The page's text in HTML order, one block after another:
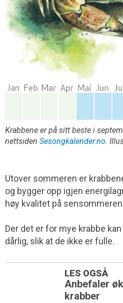
Krabbene er på sitt beste i
nettsiden Sesongkalender.no.
Utover sommeren er
og bygger opp igjen
høy kvalitet på
Der det er for mye krabbe
dårlig, slik at de ikke er fulle.
LES OGSÅ
Anbefaler
krabber